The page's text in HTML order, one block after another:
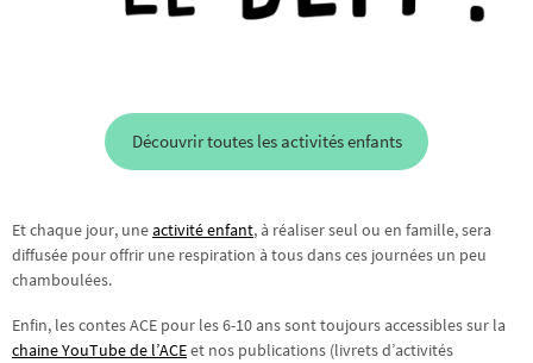
Découvrir toutes les activités enfants
Et chaque jour, uneactivité enfant, à réaliser seul ou en famille, sera
diffusée pour offrir une respiration à tous dans ces journées un peu
chamboulées.
Enfin, les contes ACE pour les 6-10 ans sont toujours accessibles sur la
chaine YouTube de l’ACEet nos publications (livrets d’activités